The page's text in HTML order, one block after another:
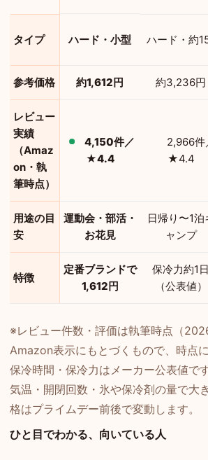
タイプ ハード・小型 ハード・約
参考価格 約1,612円 約3,236円
レビュー
実績
（Amaz
on・執
筆時点）
4,150件／
★4.4
2,966件
★4.4
用途の目
安
運動会・部活・
お花見
日帰り〜1泊
ャンプ
特徴
定番ブランドで
1,612円
保冷力約1日
（公表値）
※レビュー件数・評価は執筆時点（
Amazon表示にもとづくもので、時点
保冷時間・保冷力はメーカー公表値で
気温・開閉回数・氷や保冷剤の量で大
格はプライムデー前後で変動します。
ひと目でわかる、向いている人